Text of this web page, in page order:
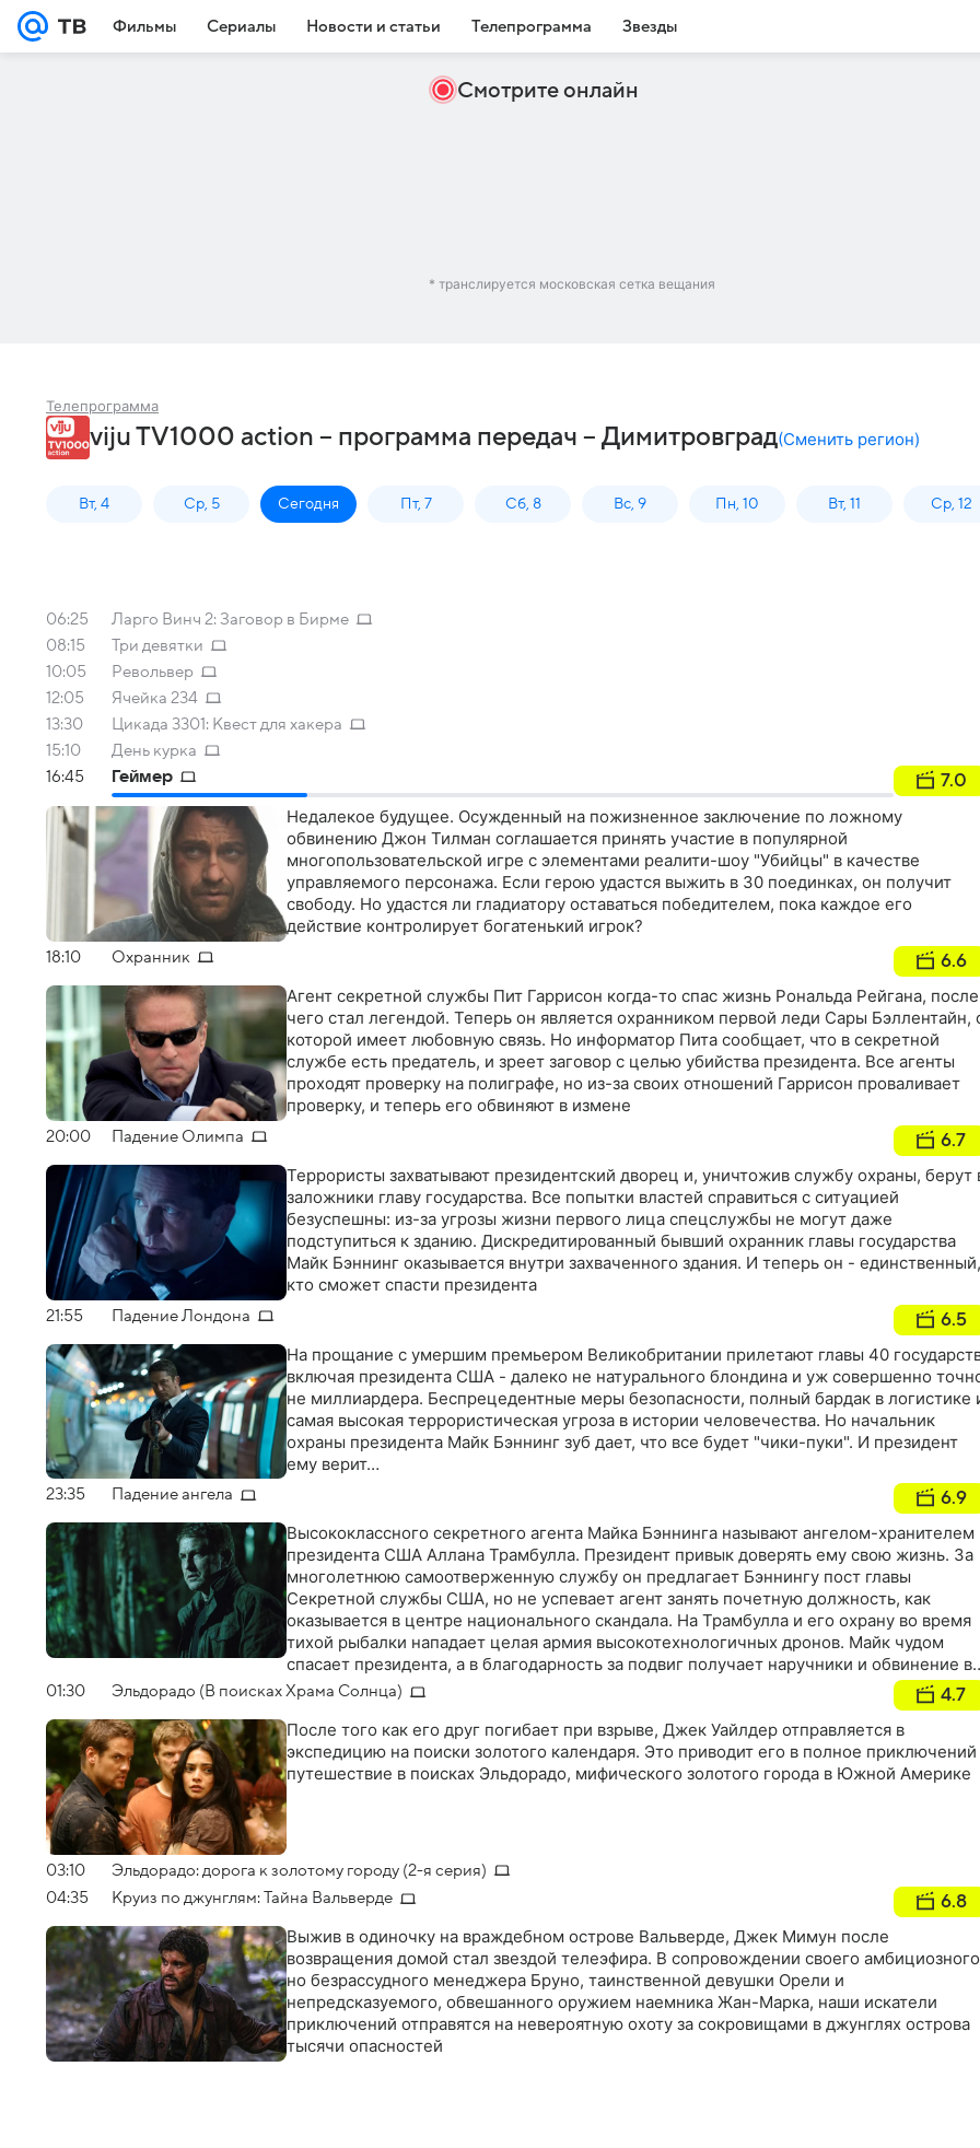
Фильмы Сериалы Новости и статьи Телепрограмма Звезды
Смотрите онлайн
* транслируется московская сетка вещания
Телепрограмма
viju TV1000 action – программа передач – Димитровград(Сменить регион)
Вт, 4 Ср, 5 Сегодня Пт, 7 Сб, 8 Вс, 9 Пн, 10 Вт, 11 Ср, 12
06:25
Ларго Винч 2: Заговор в Бирме
08:15
Три девятки
10:05
Револьвер
12:05
Ячейка 234
13:30
Цикада 3301: Квест для хакера
15:10
День курка
16:45
Геймер 7.0
Недалекое будущее. Осужденный на пожизненное заключение по ложному
обвинению Джон Тилман соглашается принять участие в популярной
многопользовательской игре с элементами реалити-шоу "Убийцы" в качестве
управляемого персонажа. Если герою удастся выжить в 30 поединках, он получит
свободу. Но удастся ли гладиатору оставаться победителем, пока каждое его
действие контролирует богатенький игрок?
18:10 Охранник 6.6
Агент секретной службы Пит Гаррисон когда-то спас жизнь Рональда Рейгана, после
чего стал легендой. Теперь он является охранником первой леди Сары Бэллентайн,
которой имеет любовную связь. Но информатор Пита сообщает, что в секретной
службе есть предатель, и зреет заговор с целью убийства президента. Все агенты
проходят проверку на полиграфе, но из-за своих отношений Гаррисон проваливает
проверку, и теперь его обвиняют в измене
20:00 Падение Олимпа 6.7
Террористы захватывают президентский дворец и, уничтожив службу охраны, берут
заложники главу государства. Все попытки властей справиться с ситуацией
безуспешны: из-за угрозы жизни первого лица спецслужбы не могут даже
подступиться к зданию. Дискредитированный бывший охранник главы государства
Майк Бэннинг оказывается внутри захваченного здания. И теперь он - единственный,
кто сможет спасти президента
21:55 Падение Лондона 6.5
На прощание с умершим премьером Великобритании прилетают главы 40
включая президента США - далеко не натурального блондина и уж совершенно
не миллиардера. Беспрецедентные меры безопасности, полный бардак в логистике
самая высокая террористическая угроза в истории человечества. Но начальник
охраны президента Майк Бэннинг зуб дает, что все будет "чики-пуки". И президент
ему верит…
23:35 Падение ангела 6.9
Высококлассного секретного агента Майка Бэннинга называют ангелом-хранителем
президента США Аллана Трамбулла. Президент привык доверять ему свою жизнь. За
многолетнюю самоотверженную службу он предлагает Бэннингу пост главы
Секретной службы США, но не успевает агент занять почетную должность, как
оказывается в центре национального скандала. На Трамбулла и его охрану во время
тихой рыбалки нападает целая армия высокотехнологичных дронов. Майк чудом
спасает президента, а в благодарность за подвиг получает наручники и обвинение в
государственной измене…
01:30 Эльдорадо (В поисках Храма Солнца) 4.7
После того как его друг погибает при взрыве, Джек Уайлдер отправляется в
экспедицию на поиски золотого календаря. Это приводит его в полное приключений
путешествие в поисках Эльдорадо, мифического золотого города в Южной Америке
03:10
Эльдорадо: дорога к золотому городу (2-я серия)
04:35
Круиз по джунглям: Тайна Вальверде 6.8
Выжив в одиночку на враждебном острове Вальверде, Джек Мимун после
возвращения домой стал звездой телеэфира. В сопровождении своего
но безрассудного менеджера Бруно, таинственной девушки Орели и
непредсказуемого, обвешанного оружием наемника Жан-Марка, наши искатели
приключений отправятся на невероятную охоту за сокровищами в джунглях острова
тысячи опасностей